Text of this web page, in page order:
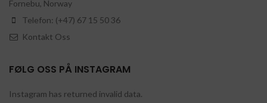
Fornebu, Norway
Telefon: (+47) 67 15 50 36
Kontakt Oss
FØLG OSS PÅ INSTAGRAM
Instagram has returned invalid data.